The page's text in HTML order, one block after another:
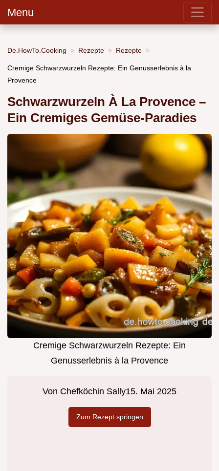
Menu
De.HowTo.Cooking Rezepte Rezepte
Cremige Schwarzwurzeln Rezepte: Ein Genusserlebnis à la
Provence
Schwarzwurzeln À La Provence –
Ein Cremiges Gemüse-Paradies
Cremige Schwarzwurzeln Rezepte: Ein
Genusserlebnis à la Provence
Von Chefköchin Sally15. Mai 2025
Zum Rezept springen